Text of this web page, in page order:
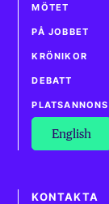
MÖTET
PÅ JOBBET
KRÖNIKOR
DEBATT
English
KONTAKTA